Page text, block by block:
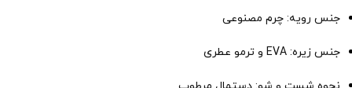
جنس رویه: چرم مصنوعی
جنس زیره: EVA و ترمو عطری